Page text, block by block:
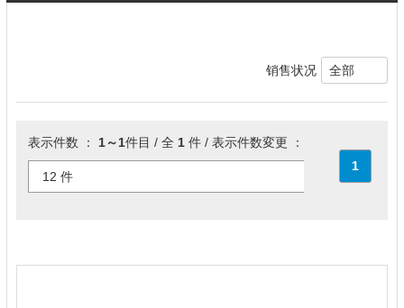
销售状况
表示件数 ： 1～1件目 / 全 1 件 / 表示件数変更 ：
1